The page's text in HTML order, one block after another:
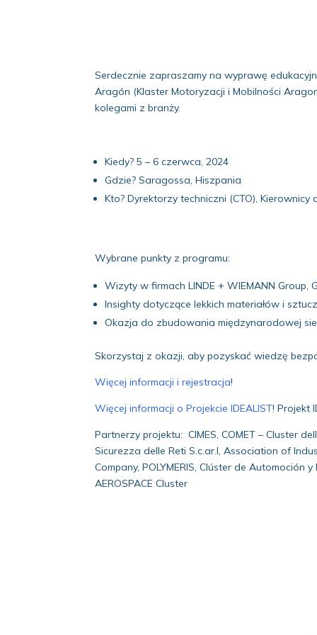
Serdecznie zapraszamy na wyprawę
Aragón (Klaster Motoryzacji i Mobilności
kolegami z branży.
Kiedy? 5 – 6 czerwca, 2024
Gdzie? Saragossa, Hiszpania
Kto? Dyrektorzy techniczni (CTO),
Wybrane punkty z programu:
Wizyty w firmach LINDE + WIEMANN Group,
Insighty dotyczące lekkich materiałów i
Okazja do zbudowania międzynarodowej
Skorzystaj z okazji, aby pozyskać wiedzę
Więcej informacji i rejestracja!
Więcej informacji o Projekcie IDEALIST! Projekt
Partnerzy projektu: CIMES, COMET – Cluster
Sicurezza delle Reti S.c.ar.l, Association of
Company, POLYMERIS, Clúster de Automoción
AEROSPACE Cluster